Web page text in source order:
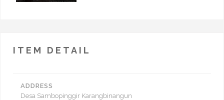
ITEM DETAIL
ADDRESS
Desa Sambopinggir Karangbinangun